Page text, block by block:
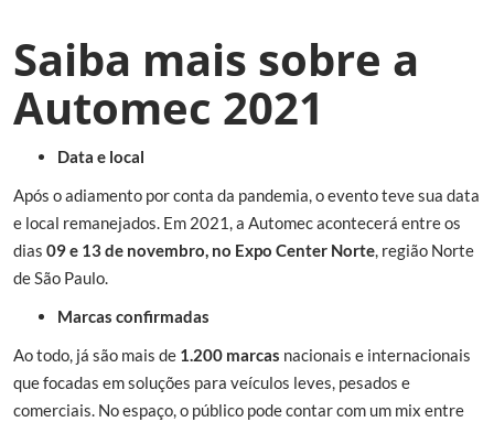
Saiba mais sobre a
Automec 2021
Data e local
Após o adiamento por conta da pandemia, o evento teve sua data
e local remanejados. Em 2021, a Automec acontecerá entre os
dias 09 e 13 de novembro, no Expo Center Norte, região Norte
de São Paulo.
Marcas confirmadas
Ao todo, já são mais de 1.200 marcas nacionais e internacionais
que focadas em soluções para veículos leves, pesados e
comerciais. No espaço, o público pode contar com um mix entre